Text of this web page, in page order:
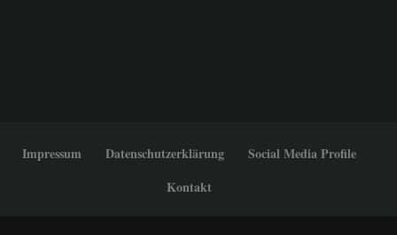
Impressum Datenschutzerklärung
Social Media Profile
Kontakt